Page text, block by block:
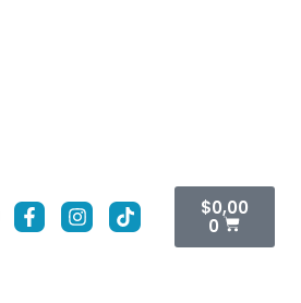
$0,00
0